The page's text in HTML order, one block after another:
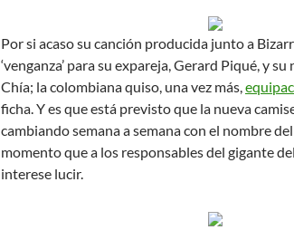
Por si acaso su canción producida junto a
‘venganza’ para su expareja, Gerard Piqué, y
Chía; la colombiana quiso, una vez más,
ficha. Y es que está previsto que la nueva
cambiando semana a semana con el nombre
momento que a los responsables del gigante
interese lucir.